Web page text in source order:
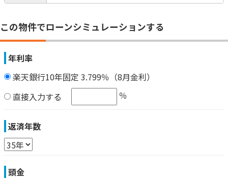
この物件でローンシミュレーションする
年利率
楽天銀行10年固定 3.799％（8月金利）
直接入力する
％
返済年数
頭金